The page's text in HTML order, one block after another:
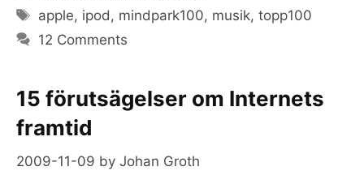
Tags
apple, ipod , mindpark100, musik,topp100
12 Comments
15 förutsägelser om Internets
framtid
2009-11-09 by Johan Groth